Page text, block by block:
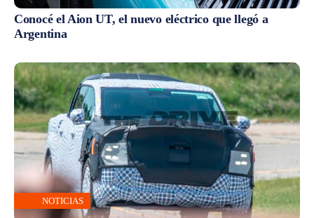
Conocé el Aion UT, el nuevo eléctrico que llegó a
Argentina
NOTICIAS